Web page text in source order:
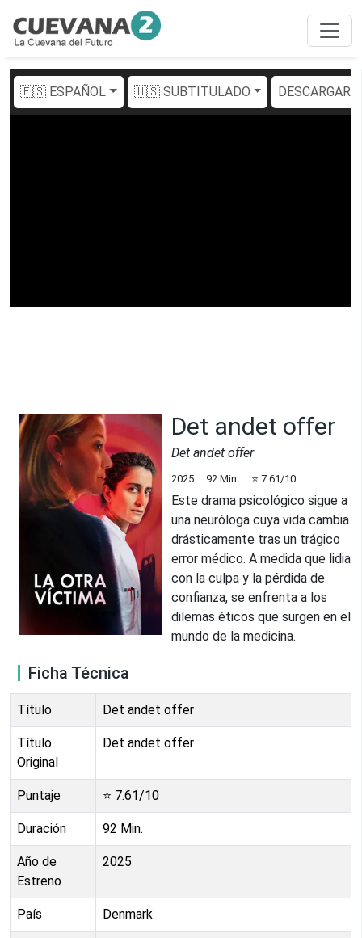
🇪🇸 ESPAÑOL 🇺🇸 SUBTITULADO DESCARGAR
Det andet offer
Det andet offer
2025 92 Min. ⭐ 7.61 /10
Este drama psicológico sigue a
una neuróloga cuya vida cambia
drásticamente tras un trágico
error médico. A medida que lidia
con la culpa y la pérdida de
confianza, se enfrenta a los
dilemas éticos que surgen en el
mundo de la medicina.
Ficha Técnica
Título Det andet offer
Título
Original
Det andet offer
Puntaje ⭐ 7.61/10
Duración 92 Min.
Año de
Estreno
2025
País Denmark